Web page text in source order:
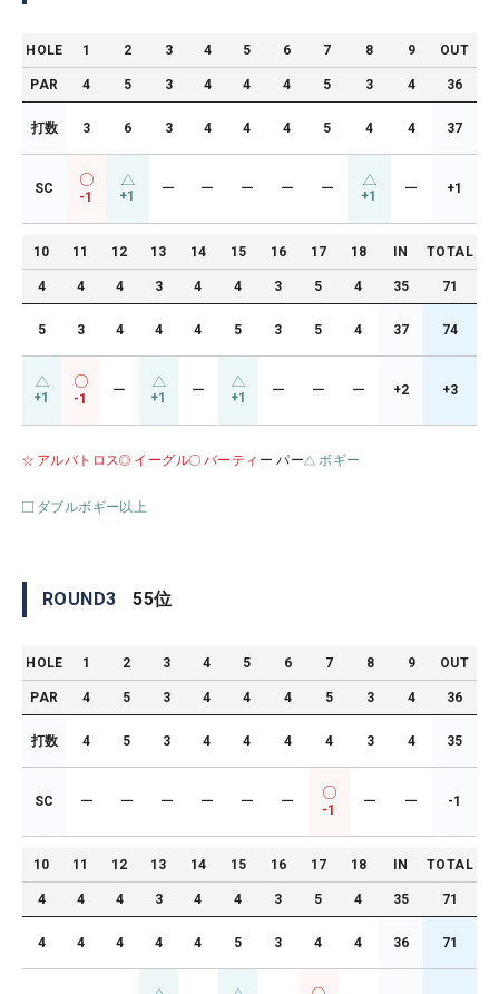
HOLE 1 2 3 4 5 6 7 8 9 OUT
PAR 4 5 3 4 4 4 5 3 4 36
打数 3 6 3 4 4 4 5 4 4 37
SC
-1 +1 ー ー ー ー ー +1 ー +1
10 11 12 13 14 15 16 17 18 IN TOTAL
4 4 4 3 4 4 3 5 4 35 71
5 3 4 4 4 5 3 5 4 37 74
+1 -1
ー +1 ー +1 ー ー ー +2 +3
アルバトロス イーグル バーティ ー パー ボギー
ダブルボギー以上
ROUND3 55位
HOLE 1 2 3 4 5 6 7 8 9 OUT
PAR 4 5 3 4 4 4 5 3 4 36
打数 4 5 3 4 4 4 4 3 4 35
SC ー ー ー ー ー ー
-1
ー ー -1
10 11 12 13 14 15 16 17 18 IN TOTAL
4 4 4 3 4 4 3 5 4 35 71
4 4 4 4 4 5 3 4 4 36 71